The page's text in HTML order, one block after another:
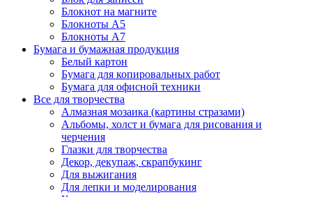
Блокнот на магните
Блокноты А5
Блокноты А7
Бумага и бумажная продукция
Белый картон
Бумага для копировальных работ
Бумага для офисной техники
Все для творчества
Алмазная мозаика (картины стразами)
Альбомы, холст и бумага для рисования и
черчения
Глазки для творчества
Декор, декупаж, скрапбукинг
Для выжигания
Для лепки и моделирования